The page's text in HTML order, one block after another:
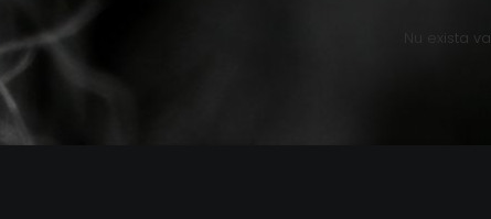
Nu exista